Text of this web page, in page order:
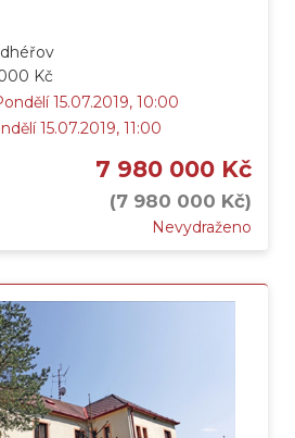
Kč
15.07.2019, 10:00
15.07.2019, 11:00
7 980 000 Kč
(7 980 000 Kč)
Nevydraženo